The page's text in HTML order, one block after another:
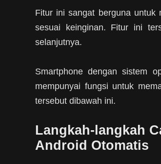
Fitur ini sangat berguna untuk
sesuai keinginan. Fitur ini
selanjutnya.
Smartphone dengan sistem
mempunyai fungsi untuk
tersebut dibawah ini.
Langkah-langkah
Android Otomatis